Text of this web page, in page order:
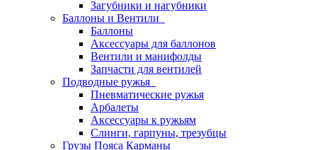
Загубники и нагубники
Баллоны и Вентили
Баллоны
Аксессуары для баллонов
Вентили и манифолды
Запчасти для вентилей
Подводные ружья
Пневматические ружья
Арбалеты
Аксессуары к ружьям
Слинги, гарпуны, трезубцы
Грузы Пояса Карманы